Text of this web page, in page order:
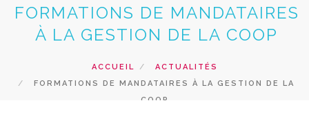
L'OCCE, C'EST QUOI ?
ESPACE MANDATAIRE
PÉDAGOGIE ET FORMATIONS
PRETS ET SERVICES
FORMATIONS DE MANDATAIRES
À LA GESTION DE LA COOP
ACCUEIL
ACTUALITÉS
FORMATIONS DE MANDATAIRES À LA GESTION DE LA
COOP